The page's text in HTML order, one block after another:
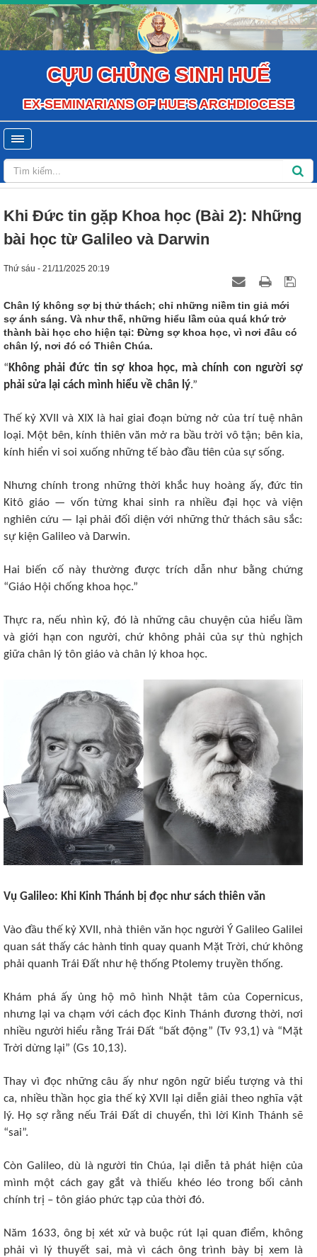
CỰU CHỦNG SINH HUẾ
EX-SEMINARIANS OF HUE'S ARCHDIOCESE
Khi Đức tin gặp Khoa học (Bài 2): Những
bài học từ Galileo và Darwin
Thứ sáu - 21/11/2025 20:19
Chân lý không sợ bị thử thách; chỉ những niềm tin giả mới
sợ ánh sáng. Và như thế, những hiểu lầm của quá khứ trở
thành bài học cho hiện tại: Đừng sợ khoa học, vì nơi đâu có
chân lý, nơi đó có Thiên Chúa.
“ Không phải đức tin sợ khoa học, mà chính con người sợ
phải sửa lại cách mình hiểu về chân lý.”​
Thế kỷ XVII và XIX là hai giai đoạn bừng nở của trí tuệ nhân
loại. Một bên, kính thiên văn mở ra bầu trời vô tận; bên kia,
kính hiển vi soi xuống những tế bào đầu tiên của sự sống.
Nhưng chính trong những thời khắc huy hoàng ấy, đức tin
Kitô giáo — vốn từng khai sinh ra nhiều đại học và viện
nghiên cứu — lại phải đối diện với những thử thách sâu sắc:
sự kiện Galileo và Darwin.
Hai biến cố này thường được trích dẫn như bằng chứng
“Giáo Hội chống khoa học.”
Thực ra, nếu nhìn kỹ, đó là những câu chuyện của hiểu lầm
và giới hạn con người, chứ không phải của sự thù nghịch
giữa chân lý tôn giáo và chân lý khoa học.​
Vụ Galileo: Khi Kinh Thánh bị đọc như sách thiên văn ​
Vào đầu thế kỷ XVII, nhà thiên văn học người Ý Galileo Galilei
quan sát thấy các hành tinh quay quanh Mặt Trời, chứ không
phải quanh Trái Đất như hệ thống Ptolemy truyền thống.
Khám phá ấy ủng hộ mô hình Nhật tâm của Copernicus,
nhưng lại va chạm với cách đọc Kinh Thánh đương thời, nơi
nhiều người hiểu rằng Trái Đất “bất động” (Tv 93,1) và “Mặt
Trời dừng lại” (Gs 10,13).
Thay vì đọc những câu ấy như ngôn ngữ biểu tượng và thi
ca, nhiều thần học gia thế kỷ XVII lại diễn giải theo nghĩa vật
lý. Họ sợ rằng nếu Trái Đất di chuyển, thì lời Kinh Thánh sẽ
“sai”.
Còn Galileo, dù là người tin Chúa, lại diễn tả phát hiện của
mình một cách gay gắt và thiếu khéo léo trong bối cảnh
chính trị – tôn giáo phức tạp của thời đó.
Năm 1633, ông bị xét xử và buộc rút lại quan điểm, không
phải vì lý thuyết sai, mà vì cách ông trình bày bị xem là